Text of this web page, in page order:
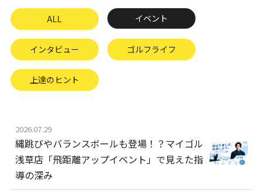
ALL イベント
インタビュー ゴルフライフ
上達のヒント
2026.07.29
縄跳びやバランスボールも登場！？マイゴル
浅草店「飛距離アップイベント」で見えた指
導の深み